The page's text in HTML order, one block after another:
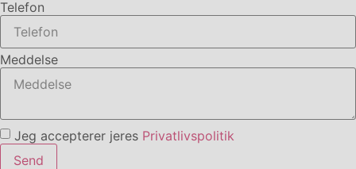
Telefon
Meddelse
Jeg accepterer jeres Privatlivspolitik
Send